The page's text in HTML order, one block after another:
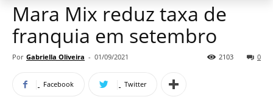
Mara Mix reduz taxa de
franquia em setembro
Por Gabriella Oliveira - 01/09/2021 0
2103
Facebook Twitter